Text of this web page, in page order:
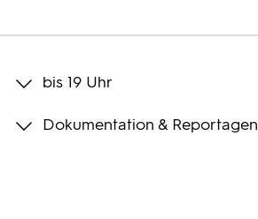
Bilder
bis 19 Uhr
Dokumentation & Reportagen